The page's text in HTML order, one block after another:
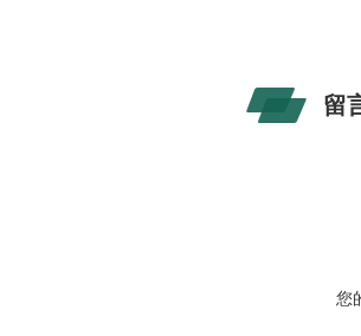
留
您